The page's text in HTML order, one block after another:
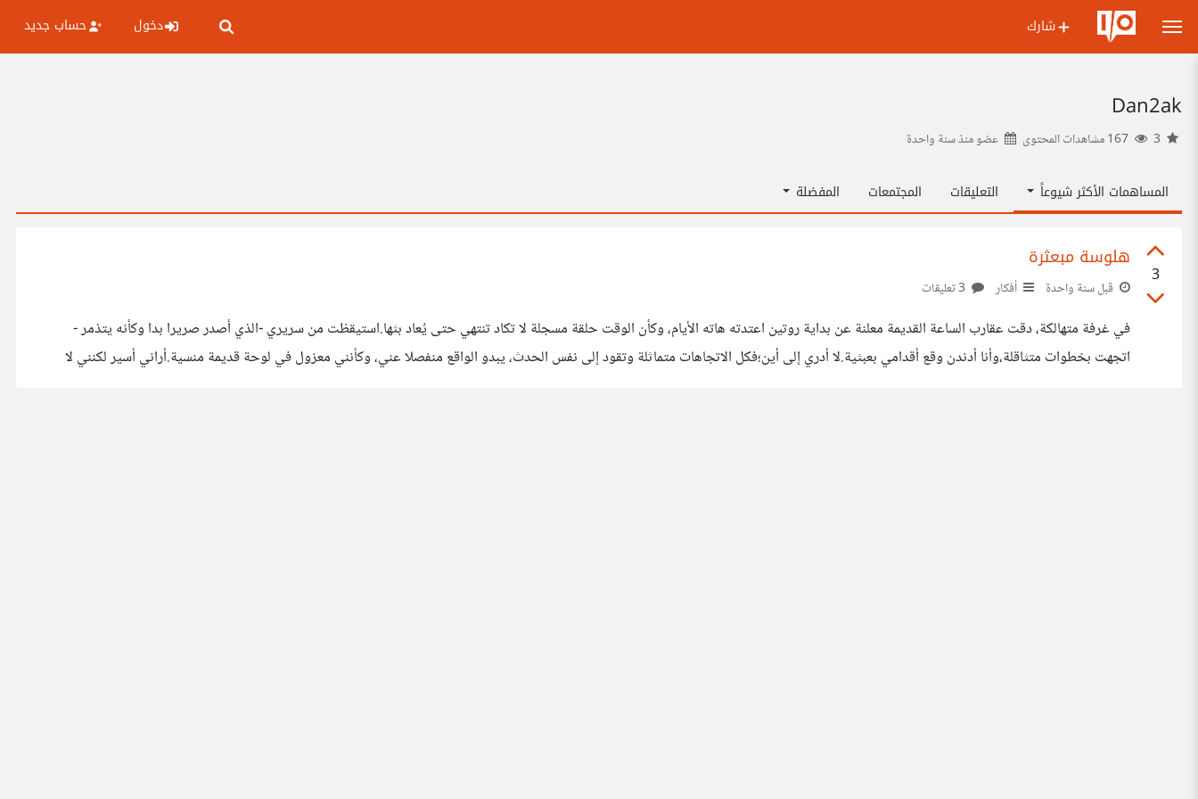
شارك دخول حساب جديد
Dan2ak
عضو منذسنة واحدة
المساهمات الأكثر شيوعاً التعليقات المجتمعات المفضلة
3
هلوسة مبعثرة
قبل سنة واحدة أفكار
في غرفة متهالكة، دقت عقارب الساعة القديمة معلنة عن بداية روتين اعتدته هاته الأيام، وكأن الوقت حلقة مسجلة لا تكاد تنتهي حتى يُعاد بثها.استيقظت من سريري -الذي أصدر صريرا بدا وكأنه يتذمر -
اتجهت بخطوات متثاقلة،وأنا أدندن وقع أقدامي بعبثية.لا أدري إلى أين؛فكل الاتجاهات متماثلة وتقود إلى نفس الحدث، يبدو الواقع منفصلا عني، وكأنني معزول في لوحة قديمة منسية.أراني أسير لكنني لا